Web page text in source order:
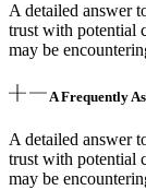
A detailed answer
trust with potential
may be
A Frequently
A detailed answer
trust with potential
may be